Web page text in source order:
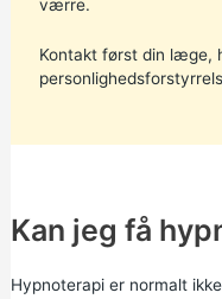
værre.
Kontakt først din læge,
Kan jeg få
Hypnoterapi er normalt